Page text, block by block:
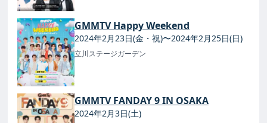
GMMTV Happy Weekend
2024年2月23日(金・祝)〜2024年2月25日(日)
立川ステージガーデン
GMMTV FANDAY 9 IN OSAKA
2024年2月3日(土)